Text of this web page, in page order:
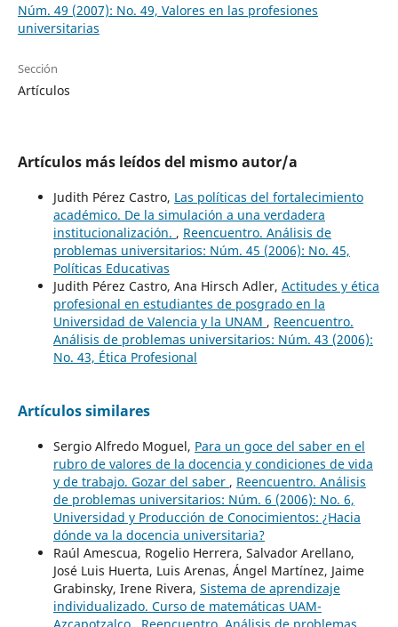
Núm. 49 (2007): No. 49, Valores en las profesiones
universitarias
Sección
Artículos
Artículos más leídos del mismo autor/a
Judith Pérez Castro, Las políticas del fortalecimiento
académico. De la simulación a una verdadera
institucionalización. , Reencuentro. Análisis de
problemas universitarios: Núm. 45 (2006): No. 45,
Políticas Educativas
Judith Pérez Castro, Ana Hirsch Adler, Actitudes y ética
profesional en estudiantes de posgrado en la
Universidad de Valencia y la UNAM , Reencuentro.
Análisis de problemas universitarios: Núm. 43 (2006):
No. 43, Ética Profesional
Artículos similares
Sergio Alfredo Moguel, Para un goce del saber en el
rubro de valores de la docencia y condiciones de vida
y de trabajo. Gozar del saber , Reencuentro. Análisis
de problemas universitarios: Núm. 6 (2006): No. 6,
Universidad y Producción de Conocimientos: ¿Hacia
dónde va la docencia universitaria?
Raúl Amescua, Rogelio Herrera, Salvador Arellano,
José Luis Huerta, Luis Arenas, Ángel Martínez, Jaime
Grabinsky, Irene Rivera, Sistema de aprendizaje
individualizado. Curso de matemáticas UAM-
Azcapotzalco
Reencuentro. Análisis de problemas